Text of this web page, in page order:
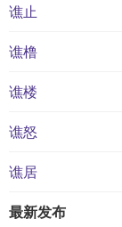
谯止
谯橹
谯楼
谯怒
谯居
最新发布